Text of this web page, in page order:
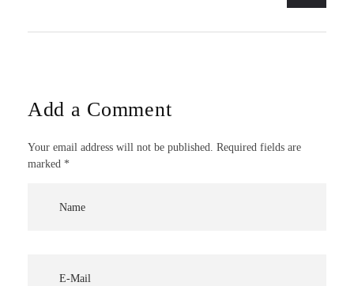
Add a Comment
Your email address will not be published. Required fields are
marked *